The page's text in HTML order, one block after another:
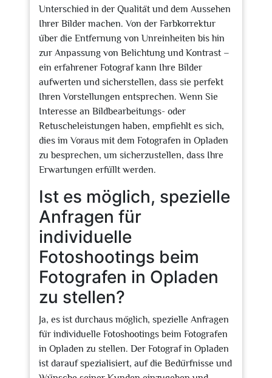
Unterschied in der Qualität und dem Aussehen
Ihrer Bilder machen. Von der Farbkorrektur
über die Entfernung von Unreinheiten bis hin
zur Anpassung von Belichtung und Kontrast –
ein erfahrener Fotograf kann Ihre Bilder
aufwerten und sicherstellen, dass sie perfekt
Ihren Vorstellungen entsprechen. Wenn Sie
Interesse an Bildbearbeitungs- oder
Retuscheleistungen haben, empfiehlt es sich,
dies im Voraus mit dem Fotografen in Opladen
zu besprechen, um sicherzustellen, dass Ihre
Erwartungen erfüllt werden.
Ist es möglich, spezielle
Anfragen für
individuelle
Fotoshootings beim
Fotografen in Opladen
zu stellen?
Ja, es ist durchaus möglich, spezielle Anfragen
für individuelle Fotoshootings beim Fotografen
in Opladen zu stellen. Der Fotograf in Opladen
ist darauf spezialisiert, auf die Bedürfnisse und